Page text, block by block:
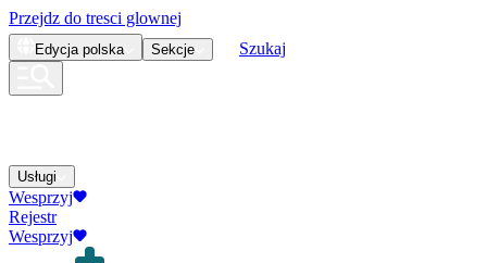
Przejdz do tresci glownej
Edycja polska Sekcje Szukaj
Usługi
Wesprzyj
Rejestr
Wesprzyj